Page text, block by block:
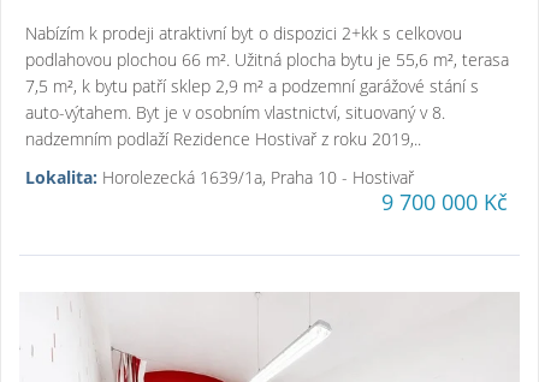
Nabízím k prodeji atraktivní byt o dispozici 2+kk s celkovou
podlahovou plochou 66 m². Užitná plocha bytu je 55,6 m², terasa
7,5 m², k bytu patří sklep 2,9 m² a podzemní garážové stání s
auto-výtahem. Byt je v osobním vlastnictví, situovaný v 8.
nadzemním podlaží Rezidence Hostivař z roku 2019,..
Lokalita: Horolezecká 1639/1a, Praha 10 - Hostivař
9 700 000 Kč